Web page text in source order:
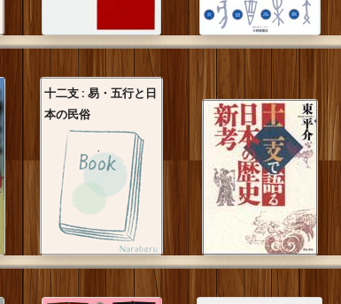
十二支 : 易・五行と日
本の民俗